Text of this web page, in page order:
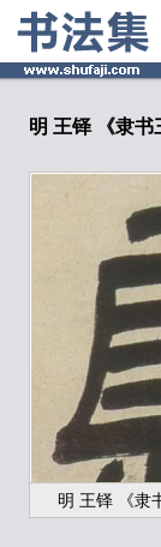
明 王铎 《隶
明 王铎 《隶